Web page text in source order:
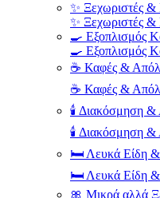
✨ Ξεχωριστές
✨ Ξεχωριστές
🍳 Εξοπλισμός
🍳 Εξοπλισμός
☕ Καφές &
☕ Καφές &
🕯️ Διακόσμηση &
🕯️ Διακόσμηση &
🛏️ Λευκά Είδη &
🛏️ Λευκά Είδη &
🎀 Μικρά αλλά